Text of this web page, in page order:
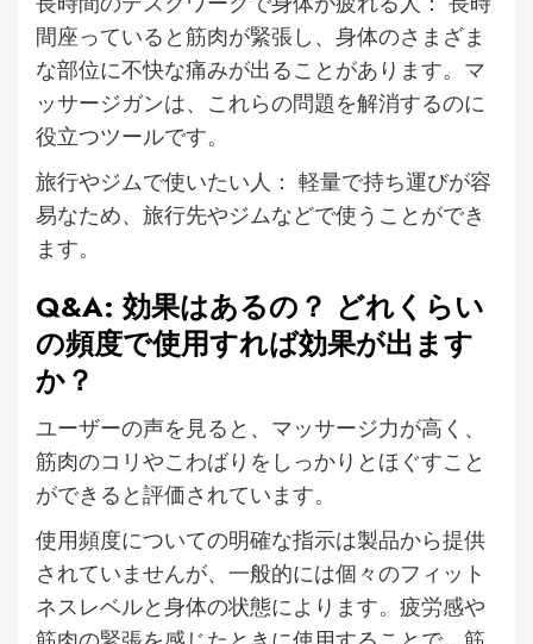
間座っていると筋肉が緊張し、身体のさまざま
な部位に不快な痛みが出ることがあります。マ
ッサージガンは、これらの問題を解消するのに
役立つツールです。
旅行やジムで使いたい人： 軽量で持ち運びが容
易なため、旅行先やジムなどで使うことができ
ます。
Q&A: 効果はあるの？ どれくらい
の頻度で使用すれば効果が出ます
か？
ユーザーの声を見ると、マッサージ力が高く、
筋肉のコリやこわばりをしっかりとほぐすこと
ができると評価されています。
使用頻度についての明確な指示は製品から提供
されていませんが、一般的には個々のフィット
ネスレベルと身体の状態によります。疲労感や